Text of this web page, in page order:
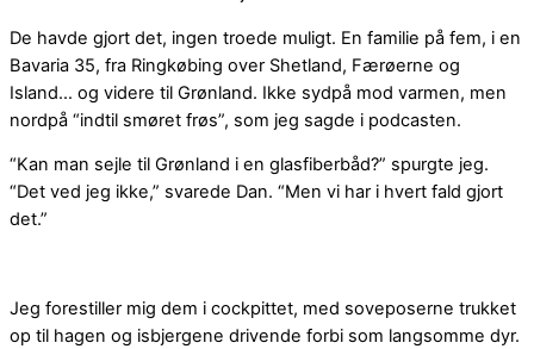
De havde gjort det, ingen troede muligt. En familie på fem, i en
Bavaria 35, fra Ringkøbing over Shetland, Færøerne og
Island… og videre til Grønland. Ikke sydpå mod varmen, men
nordpå “indtil smøret frøs”, som jeg sagde i podcasten.
“Kan man sejle til Grønland i en glasfiberbåd?” spurgte jeg.
“Det ved jeg ikke,” svarede Dan. “Men vi har i hvert fald gjort
det.”
Jeg forestiller mig dem i cockpittet, med soveposerne trukket
op til hagen og isbjergene drivende forbi som langsomme dyr.